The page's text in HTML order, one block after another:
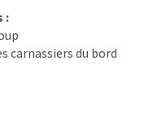
:
carnassiers du bord